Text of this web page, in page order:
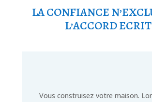
LA CONFIANCE
L’ACCORD ECRIT
Vous construisez votre maison.